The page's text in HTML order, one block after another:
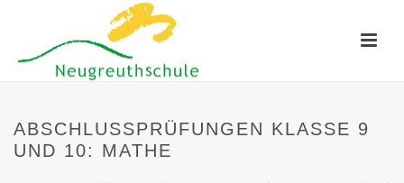
ABSCHLUSSPRÜFUNGEN KLASSE 9
UND 10: MATHE